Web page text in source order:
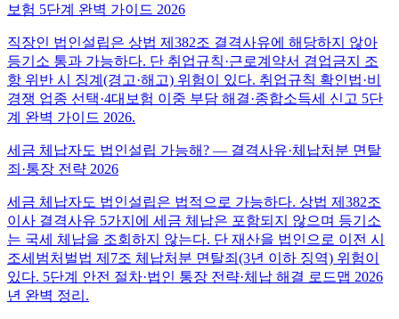
보험 5단계 완벽 가이드 2026
직장인 법인설립은 상법 제382조 결격사유에 해당하지 않아
등기소 통과 가능하다. 단 취업규칙·근로계약서 겸업금지 조
항 위반 시 징계(경고·해고) 위험이 있다. 취업규칙 확인법·비
경쟁 업종 선택·4대보험 이중 부담 해결·종합소득세 신고 5단
계 완벽 가이드 2026.
세금 체납자도 법인설립 가능해? — 결격사유·체납처분 면탈
죄·통장 전략 2026
세금 체납자도 법인설립은 법적으로 가능하다. 상법 제382조
이사 결격사유 5가지에 세금 체납은 포함되지 않으며 등기소
는 국세 체납을 조회하지 않는다. 단 재산을 법인으로 이전 시
조세범처벌법 제7조 체납처분 면탈죄(3년 이하 징역) 위험이
있다. 5단계 안전 절차·법인 통장 전략·체납 해결 로드맵 2026
년 완벽 정리.